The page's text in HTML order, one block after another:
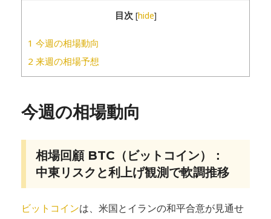
目次 [hide]
1 今週の相場動向
2 来週の相場予想
今週の相場動向
相場回顧 BTC（ビットコイン）：
中東リスクと利上げ観測で軟調推移
ビットコインは、米国とイランの和平合意が見通せ